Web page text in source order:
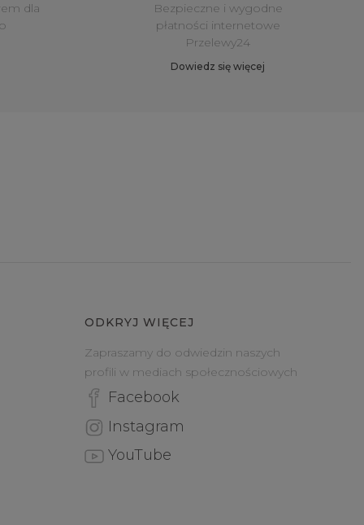
dla
Bezpieczne i wygodne
płatności internetowe
Przelewy24
Dowiedz się więcej
ODKRYJ WIĘCEJ
Zapraszamy do odwiedzin naszych
profili w mediach społecznościowych
Facebook
Instagram
YouTube